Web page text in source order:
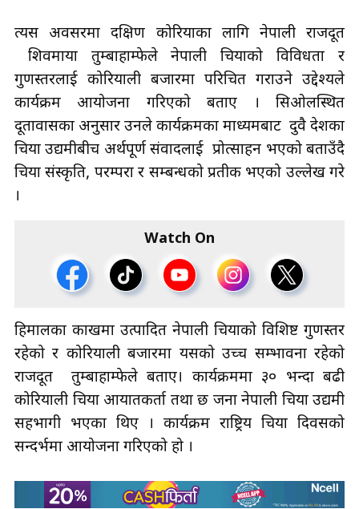
त्यस अवसरमा दक्षिण कोरियाका लागि नेपाली राजदूत
शिवमाया तुम्बाहाम्फेले नेपाली चियाको विविधता र
गुणस्तरलाई कोरियाली बजारमा परिचित गराउने उद्देश्यले
कार्यक्रम आयोजना गरिएको बताए । सिओलस्थित
दूतावासका अनुसार उनले कार्यक्रमका माध्यमबाट दुवै देशका
चिया उद्यमीबीच अर्थपूर्ण संवादलाई प्रोत्साहन भएको बताउँदै
चिया संस्कृति, परम्परा र सम्बन्धको प्रतीक भएको उल्लेख गरे
।
Watch On
हिमालका काखमा उत्पादित नेपाली चियाको विशिष्ट गुणस्तर
रहेको र कोरियाली बजारमा यसको उच्च सम्भावना रहेको
राजदूत तुम्बाहाम्फेले बताए। कार्यक्रममा ३० भन्दा बढी
कोरियाली चिया आयातकर्ता तथा छ जना नेपाली चिया उद्यमी
सहभागी भएका थिए । कार्यक्रम राष्ट्रिय चिया दिवसको
सन्दर्भमा आयोजना गरिएको हो ।